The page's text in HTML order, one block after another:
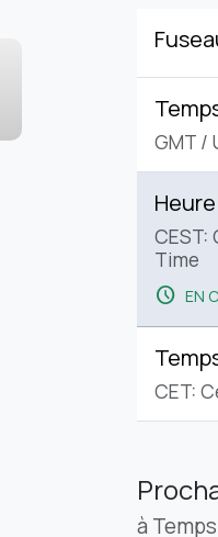
GMT /
CEST:
Time
schedule EN
CET:
à